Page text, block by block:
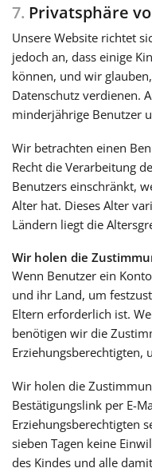
7. Privatsphäre
Unsere Website richtet
jedoch an, dass einige
können, und wir
Datenschutz verdienen.
minderjährige Benutzer
Wir betrachten einen
Recht die Verarbeitung
Benutzers einschränkt,
Alter hat. Dieses Alter
Ländern liegt die
Wir holen die
Wenn Benutzer ein
und ihr Land, um
Eltern erforderlich ist.
benötigen wir die
Erziehungsberechtigten,
Wir holen die
Bestätigungslink per E-
Erziehungsberechtigten
sieben Tagen keine
des Kindes und alle